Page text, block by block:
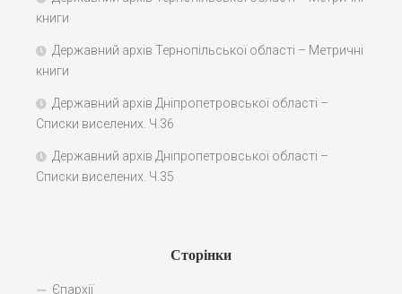
книги
Державний архів Тернопільської області – Метричні
книги
Державний архів Дніпропетровської області –
Списки виселених. Ч.36
Державний архів Дніпропетровської області –
Списки виселених. Ч.35
Сторінки
Єпархії